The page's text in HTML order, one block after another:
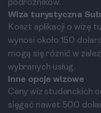
podróżników.
Wiza turystyczna
Koszt aplikacji o wizę
wynosi około 150
mogą się różnić w
wybranych usług.
Inne opcje wizowe
Ceny wiz studenckich
sięgać nawet 500